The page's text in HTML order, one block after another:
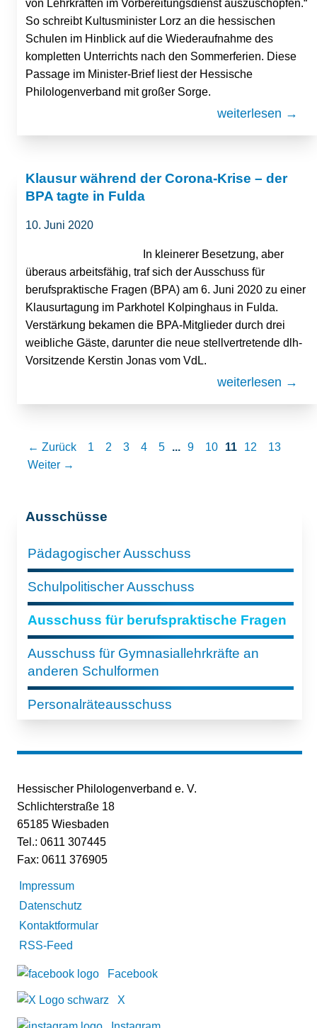
von Lehrkräften im Vorbereitungsdienst auszuschöpfen.“
So schreibt Kultusminister Lorz an die hessischen
Schulen im Hinblick auf die Wiederaufnahme des
kompletten Unterrichts nach den Sommerferien. Diese
Passage im Minister-Brief liest der Hessische
Philologenverband mit großer Sorge.
weiterlesen →
Klausur während der Corona-Krise – der
BPA tagte in Fulda
10. Juni 2020
In kleinerer Besetzung, aber
überaus arbeitsfähig, traf sich der Ausschuss für
berufspraktische Fragen (BPA) am 6. Juni 2020 zu einer
Klausurtagung im Parkhotel Kolpinghaus in Fulda.
Verstärkung bekamen die BPA-Mitglieder durch drei
weibliche Gäste, darunter die neue stellvertretende dlh-
Vorsitzende Kerstin Jonas vom VdL.
weiterlesen →
← Zurück 1 2 3 4 5 ... 9 10 11 12
13
Weiter →
Ausschüsse
Pädagogischer Ausschuss
Schulpolitischer Ausschuss
Ausschuss für berufspraktische Fragen
Ausschuss für Gymnasiallehrkräfte an
anderen Schulformen
Personalräteausschuss
Hessischer Philologenverband e. V.
Schlichterstraße 18
65185 Wiesbaden
Tel.: 0611 307445
Fax: 0611 376905
Impressum
Datenschutz
Kontaktformular
RSS-Feed
Facebook
X